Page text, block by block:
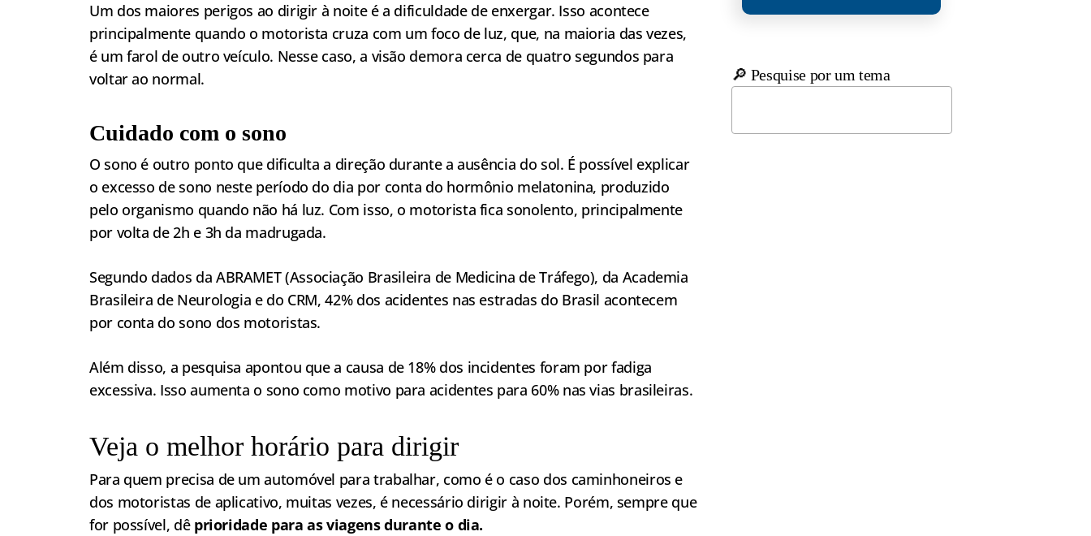
Um dos maiores perigos ao dirigir à noite é a dificuldade de enxergar. Isso acontece
principalmente quando o motorista cruza com um foco de luz, que, na maioria das vezes,
é um farol de outro veículo. Nesse caso, a visão demora cerca de quatro segundos para
voltar ao normal.
Cuidado com o sono
O sono é outro ponto que dificulta a direção durante a ausência do sol. É possível explicar
o excesso de sono neste período do dia por conta do hormônio melatonina, produzido
pelo organismo quando não há luz. Com isso, o motorista fica sonolento, principalmente
por volta de 2h e 3h da madrugada.
Segundo dados da ABRAMET (Associação Brasileira de Medicina de Tráfego), da Academia
Brasileira de Neurologia e do CRM, 42% dos acidentes nas estradas do Brasil acontecem
por conta do sono dos motoristas.
Além disso, a pesquisa apontou que a causa de 18% dos incidentes foram por fadiga
excessiva. Isso aumenta o sono como motivo para acidentes para 60% nas vias brasileiras.
Veja o melhor horário para dirigir
Para quem precisa de um automóvel para trabalhar, como é o caso dos caminhoneiros e
dos motoristas de aplicativo, muitas vezes, é necessário dirigir à noite. Porém, sempre que
for possível, dê prioridade para as viagens durante o dia.
🔎 Pesquise por um tema